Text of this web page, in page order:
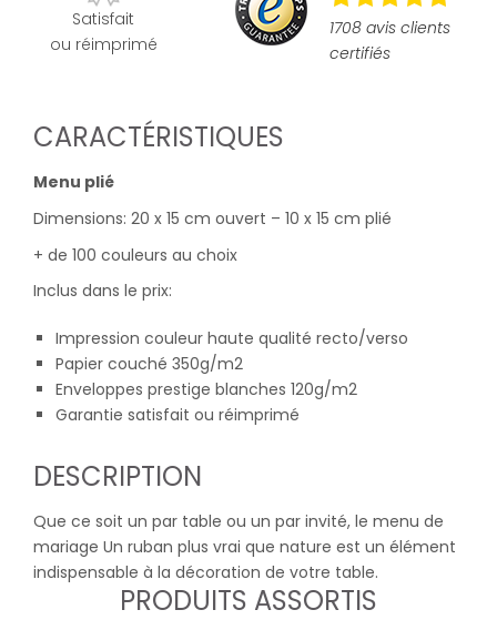
Satisfait
ou réimprimé
1708 avis clients
certifiés
CARACTÉRISTIQUES
Menu plié
Dimensions: 20 x 15 cm ouvert – 10 x 15 cm plié
+ de 100 couleurs au choix
Inclus dans le prix:
Impression couleur haute qualité recto/verso
Papier couché 350g/m2
Enveloppes prestige blanches 120g/m2
Garantie satisfait ou réimprimé
DESCRIPTION
Que ce soit un par table ou un par invité, le menu de
mariage Un ruban plus vrai que nature est un élément
indispensable à la décoration de votre table.
PRODUITS ASSORTIS